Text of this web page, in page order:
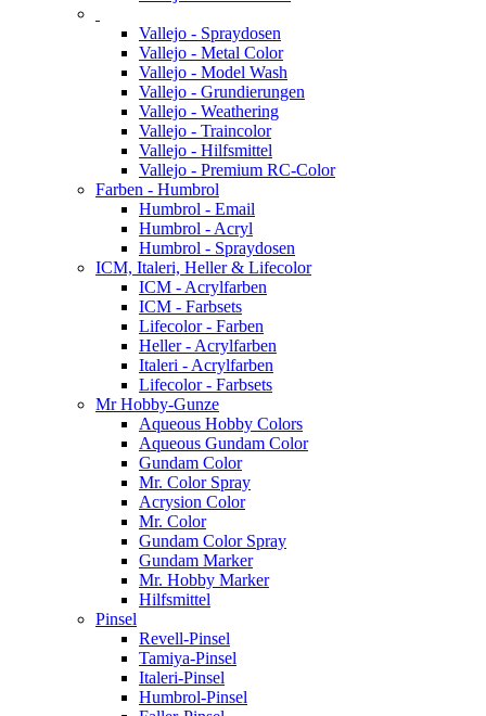
Vallejo - Spraydosen
Vallejo - Metal Color
Vallejo - Model Wash
Vallejo - Grundierungen
Vallejo - Weathering
Vallejo - Traincolor
Vallejo - Hilfsmittel
Vallejo - Premium RC-Color
Farben - Humbrol
Humbrol - Email
Humbrol - Acryl
Humbrol - Spraydosen
ICM, Italeri, Heller & Lifecolor
ICM - Acrylfarben
ICM - Farbsets
Lifecolor - Farben
Heller - Acrylfarben
Italeri - Acrylfarben
Lifecolor - Farbsets
Mr Hobby-Gunze
Aqueous Hobby Colors
Aqueous Gundam Color
Gundam Color
Mr. Color Spray
Acrysion Color
Mr. Color
Gundam Color Spray
Gundam Marker
Mr. Hobby Marker
Hilfsmittel
Pinsel
Revell-Pinsel
Tamiya-Pinsel
Italeri-Pinsel
Humbrol-Pinsel